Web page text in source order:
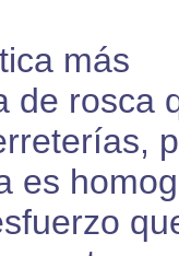
más
de rosca
es